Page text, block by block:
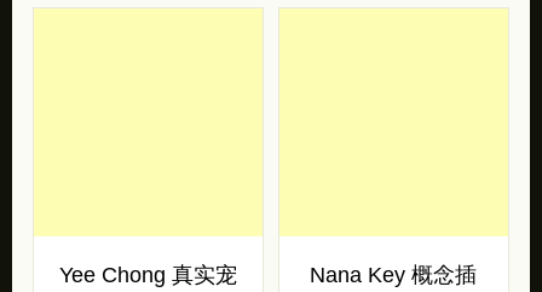
Yee Chong 真实宠
Nana Key 概念插